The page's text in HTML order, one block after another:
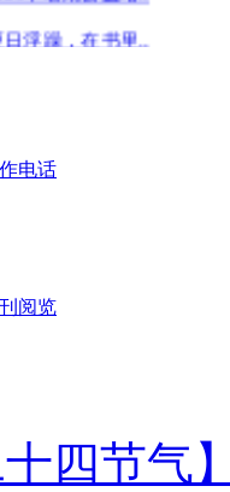
浮躁，在书里..
！超有趣的少..
馆2026年暑期..
这些“烧脑”..
图书馆“共读..
夏更浓
电话
阅览
十四节气